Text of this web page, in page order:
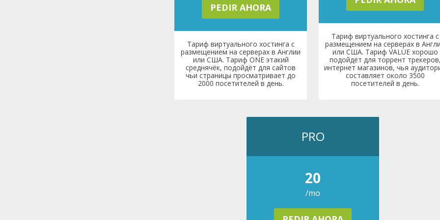
PEDIR AHORA
Тариф виртуального хостинга с
размещением на серверах в Англии
или США. Тариф ONE этакий
среднячёк, подойдёт для сайтов
чьи страницы просматривает до
2000 посетителей в день.
Тариф виртуального хостинга с
размещением на серверах в
или США. Тариф VALUE хорошо
подойдёт для торрент трекеров,
интернет магазинов, чья
составляет около 3500
посетителей в день.
PRO
20
/mo